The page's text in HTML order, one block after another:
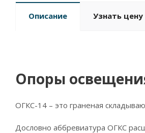
Описание Узнать цену
Опоры
ОГКС-14 – это граненая
Дословно аббревиатура ОГКС